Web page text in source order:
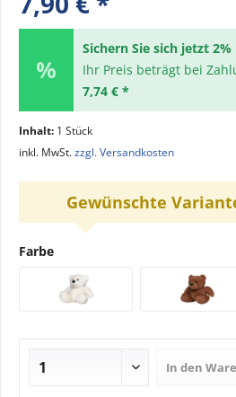
Sichern Sie sich jetzt 2%
Ihr Preis beträgt bei
7,74 € *
Inhalt: 1 Stück
inkl. MwSt.zzgl. Versandkosten
Gewünschte
Farbe
In den